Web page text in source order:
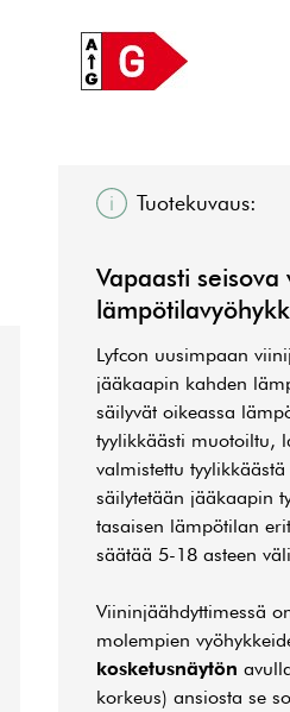
Tuotekuvaus:
Vapaasti seisova
Lyfcon uusimpaan
jääkaapin kahden
säilyvät oikeassa
tyylikkäästi muotoiltu,
valmistettu
säilytetään jääkaapin
tasaisen lämpötilan
säätää 5-18 asteen
Viininjäähdyttimessä
molempien
kosketusnäytön
korkeus) ansiosta se